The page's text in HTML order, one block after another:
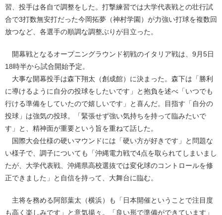
習、投手は各自で調整をした。打撃練習では大学代表戦との壮行試
合で3打数無安打だった今岡拓夢（神村学園）が力強い打球を複数回
放つなど、各選手の順調な調整ぶりが目立った。
開幕戦となるオープニングラウンド初戦のイタリア戦は、9月5日
18時半から試合開始予定。
大事な開幕投手は森下翔太（創成館）に決まった。森下は「勝利
に導けるように自分の投球をしたいです」と抱負を述べ「いつでも
行ける準備をしていたので嬉しいです」と喜んだ。目指す「自分の
投球」は強気の投球。「緊張せず強い気持ちを持って臨みたいで
す」と、精神面が重要という旨を重ねて話した。
国際大会仕様の硬いマウンドには「硬い方が好きです」と問題な
い様子で、調子についても「沖縄電力戦で4点を取られてしまいまし
たが、大学代表戦、沖縄県高校選抜では変化球のコントロールを修
正できました」と自信を持って、大舞台に臨む。
主将を務める阿部葉太（横浜）も「日本開催ということで注目度
も高く楽しみです」と意気揚々。「良い形で準備ができています」